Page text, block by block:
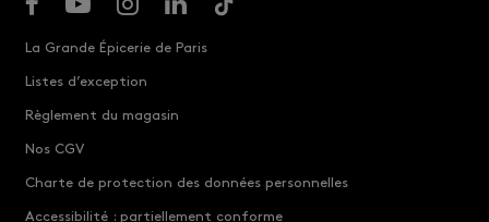
La Grande Épicerie de Paris
Listes d’exception
Règlement du magasin
Nos CGV
Charte de protection des données personnelles
Accessibilité : partiellement conforme